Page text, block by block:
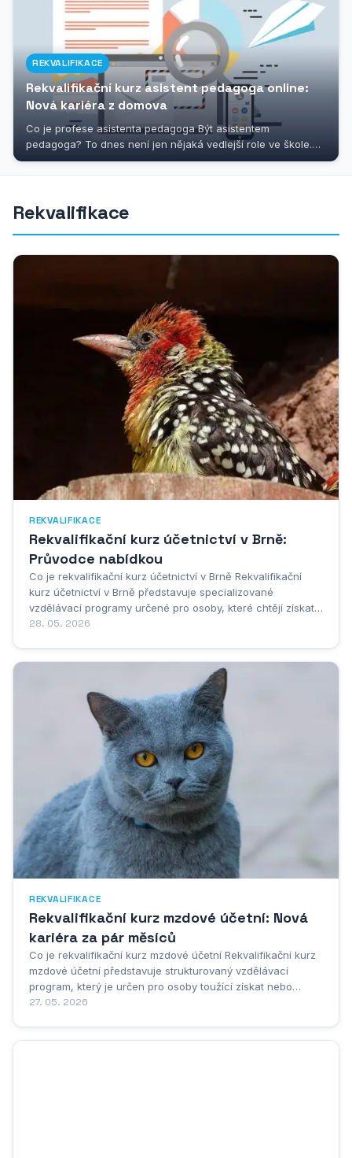
REKVALIFIKACE
Rekvalifikační kurz asistent pedagoga online:
Nová kariéra z domova
Co je profese asistenta pedagoga Být asistentem
pedagoga? To dnes není jen nějaká vedlejší role ve škole.
Je to práce, která má smysl a bez...
Rekvalifikace
REKVALIFIKACE
Rekvalifikační kurz účetnictví v Brně:
Průvodce nabídkou
Co je rekvalifikační kurz účetnictví v Brně Rekvalifikační
kurz účetnictví v Brně představuje specializované
vzdělávací programy určené pro osoby, které chtějí získat
nebo rozšířit své znalosti v oblasti účetnictví a daňové
28. 05. 2026
REKVALIFIKACE
Rekvalifikační kurz mzdové účetní: Nová
kariéra za pár měsíců
Co je rekvalifikační kurz mzdové účetní Rekvalifikační kurz
mzdové účetní představuje strukturovaný vzdělávací
program, který je určen pro osoby toužící získat nebo
rozšířit své znalosti v oblasti mzdového účetnictví a
27. 05. 2026